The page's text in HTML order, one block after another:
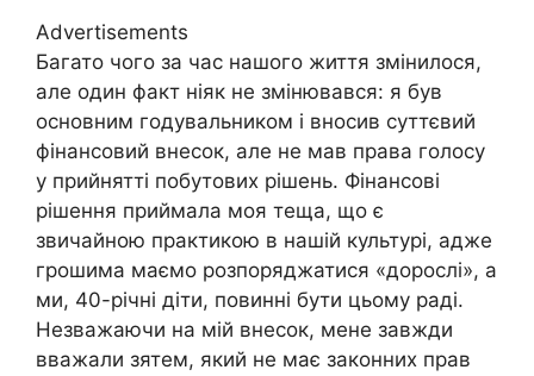
Advertisements
Багато чого за час нашого життя змінилося,
але один факт ніяк не змінювався: я був
основним годувальником і вносив суттєвий
фінансовий внесок, але не мав права голосу
у прийнятті побутових рішень. Фінансові
рішення приймала моя теща, що є
звичайною практикою в нашій культурі, адже
грошима маємо розпоряджатися «дорослі», а
ми, 40-річні діти, повинні бути цьому раді.
Незважаючи на мій внесок, мене завжди
вважали зятем, який не має законних прав